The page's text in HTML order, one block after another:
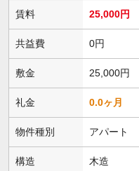
賃料 25,000円
共益費 0円
敷金 25,000円
礼金 0.0ヶ月
物件種別 アパート
構造 木造